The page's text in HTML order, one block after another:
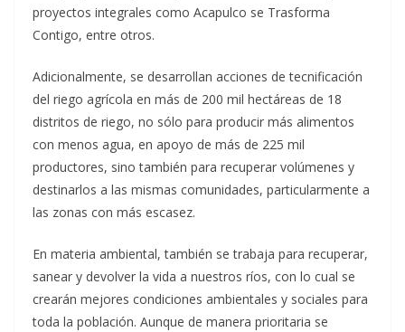
proyectos integrales como Acapulco se Trasforma
Contigo, entre otros.
Adicionalmente, se desarrollan acciones de tecnificación
del riego agrícola en más de 200 mil hectáreas de 18
distritos de riego, no sólo para producir más alimentos
con menos agua, en apoyo de más de 225 mil
productores, sino también para recuperar volúmenes y
destinarlos a las mismas comunidades, particularmente a
las zonas con más escasez.
En materia ambiental, también se trabaja para recuperar,
sanear y devolver la vida a nuestros ríos, con lo cual se
crearán mejores condiciones ambientales y sociales para
toda la población. Aunque de manera prioritaria se